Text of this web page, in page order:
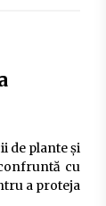
de plante și
cu
a proteja